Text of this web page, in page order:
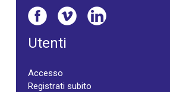
Utenti
Accesso
Registrati subito